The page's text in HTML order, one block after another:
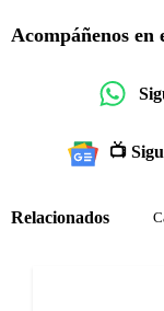
Acompáñenos
📺
Relacionados